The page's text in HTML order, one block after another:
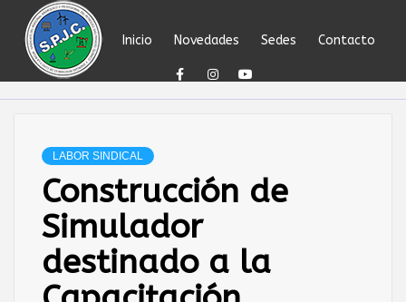
content
Inicio Novedades Sedes Contacto
SINDICATO DEL
PERSONAL
JERÁRQUICO Y
PROFESIONAL
LABOR SINDICAL
Construcción de
Simulador
destinado a la